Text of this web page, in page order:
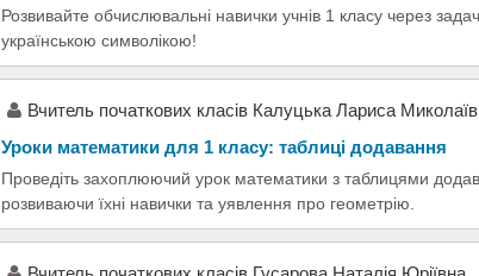
Розвивайте обчислювальні навички учнів 1 класу через
українською символікою!
Вчитель початкових класів Калуцька Лариса
Уроки математики для 1 класу: таблиці додавання
Проведіть захоплюючий урок математики з таблицями
розвиваючи їхні навички та уявлення про геометрію.